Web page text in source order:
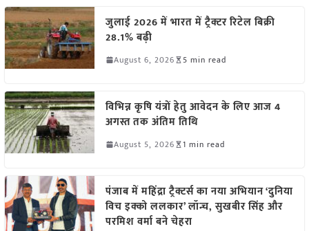
जुलाई 2026 में भारत में ट्रैक्टर रिटेल बिक्री
28.1% बढ़ी
August 6, 2026 5 min read
विभिन्न कृषि यंत्रों हेतु आवेदन के लिए आज 4
अगस्त तक अंतिम तिथि
August 5, 2026 1 min read
पंजाब में महिंद्रा ट्रैक्टर्स का नया अभियान ‘दुनिया
विच इक्को ललकार’ लॉन्च, सुखबीर सिंह और
परमिश वर्मा बने चेहरा